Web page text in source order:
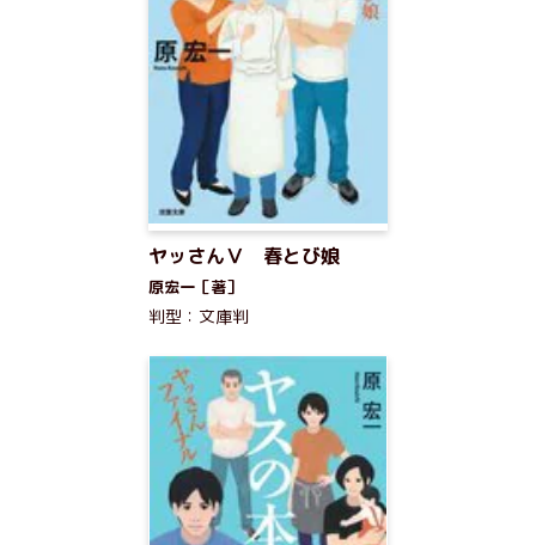
ヤッさんⅤ 春とび娘
原宏一［著］
判型：文庫判